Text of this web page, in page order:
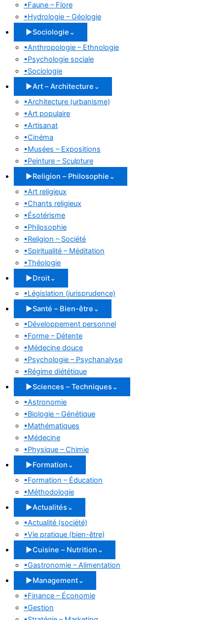
▪Faune – Flore
▪Hydrologie – Géologie
▶Sociologie ⌄
▪Anthropologie – Ethnologie
▪Psychologie sociale
▪Sociologie
▶Art – Architecture ⌄
▪Architecture (urbanisme)
▪Art populaire
▪Artisanat
▪Cinéma
▪Musées – Expositions
▪Peinture – Sculpture
▶Religion – Philosophie ⌄
▪Art religieux
▪Chants religieux
▪Ésotérisme
▪Philosophie
▪Religion – Société
▪Spiritualité – Méditation
▪Théologie
▶Droit⌄
▪Législation (jurisprudence)
▶Santé – Bien-être ⌄
▪Développement personnel
▪Forme – Détente
▪Médecine douce
▪Psychologie – Psychanalyse
▪Régime diététique
▶Sciences – Techniques ⌄
▪Astronomie
▪Biologie – Génétique
▪Mathématiques
▪Médecine
▪Physique – Chimie
▶Formation ⌄
▪Formation – Éducation
▪Méthodologie
▶Actualités ⌄
▪Actualité (société)
▪Vie pratique (bien-être)
▶Cuisine – Nutrition ⌄
▪Gastronomie – Alimentation
▶Management⌄
▪Finance – Économie
▪Gestion